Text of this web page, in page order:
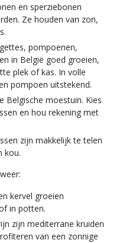
en sperziebonen
Ze houden van zon,
pompoenen,
in België goed groeien,
plek of kas. In volle
pompoen uitstekend.
Belgische moestuin. Kies
en hou rekening met
zijn makkelijk te telen
kou.
kervel groeien
in potten.
zijn mediterrane kruiden
van een zonnige